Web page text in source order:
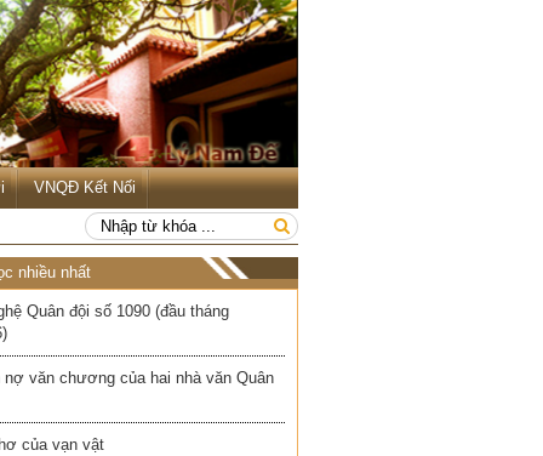
VNQĐ Kết Nối
nhiều nhất
Quân đội số 1090 (đầu tháng
nợ văn chương của hai nhà văn Quân
của vạn vật